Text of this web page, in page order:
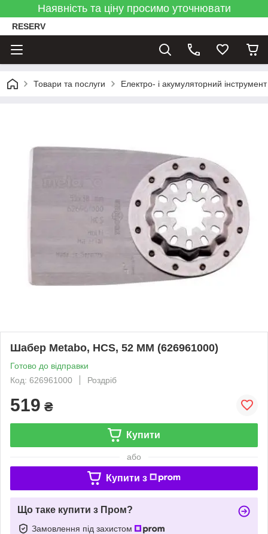
Наявність та ціну просимо уточнювати
RESERV
Товари та послуги Електро- і акумуляторний інструмент
Шабер Metabo, HCS, 52 ММ (626961000)
Готово до відправки
Код: 626961000
Роздріб
519 ₴
Купити
або
Купити з
Що таке купити з Пром?
Замовлення під захистом